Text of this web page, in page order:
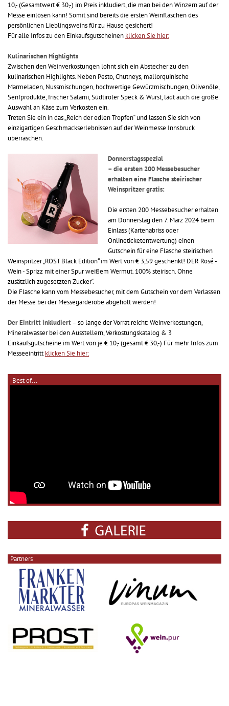
10,- (Gesamtwert € 30,-) im Preis inkludiert, die man bei den Winzern auf der
Messe einlösen kann! Somit sind bereits die ersten Weinflaschen des
persönlichen Lieblingsweins für zu Hause gesichert!
Für alle Infos zu den Einkaufsgutscheinen klicken Sie hier:
Kulinarischen Highlights
Zwischen den Weinverkostungen lohnt sich ein Abstecher zu den
kulinarischen Highlights. Neben Pesto, Chutneys, mallorquinische
Marmeladen, Nussmischungen, hochwertige Gewürzmischungen, Olivenöle,
Senfprodukte, frischer Salami, Südtiroler Speck & Wurst, lädt auch die große
Auswahl an Käse zum Verkosten ein.
Treten Sie ein in das „Reich der edlen Tropfen“ und lassen Sie sich von
einzigartigen Geschmackserlebnissen auf der Weinmesse Innsbruck
überraschen.
Donnerstagsspezial
– die ersten 200 Messebesucher
erhalten eine Flasche steirischer
Weinspritzer gratis:
Die ersten 200 Messebesucher erhalten
am Donnerstag den 7. März 2024 beim
Einlass (Kartenabriss oder
Onlineticketentwertung) einen
Gutschein für eine Flasche steirischen
Weinspritzer „ROST Black Edition“ im Wert von € 3,59 geschenkt! DER Rosé -
Wein - Sprizz mit einer Spur weißem Wermut. 100% steirisch. Ohne
zusätzlich zugesetzten Zucker“.
Die Flasche kann vom Messebesucher, mit dem Gutschein vor dem Verlassen
der Messe bei der Messegarderobe abgeholt werden!
Der Eintritt inkludiert– so lange der Vorrat reicht: Weinverkostungen,
Mineralwasser bei den Ausstellern, Verkostungskatalog & 3
Einkaufsgutscheine im Wert von je € 10,- (gesamt € 30,-) Für mehr Infos zum
Messeeintrittklicken Sie hier:
Best of...
Partners